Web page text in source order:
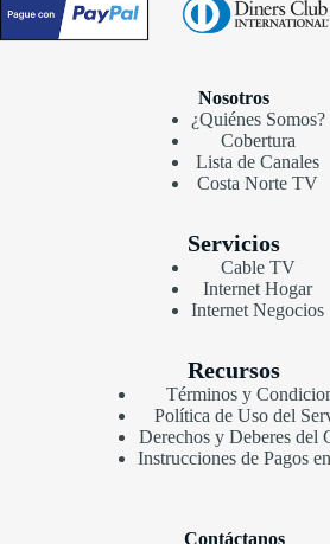
Nosotros
¿Quiénes Somos?
Cobertura
Lista de Canales
Costa Norte TV
Servicios
Cable TV
Internet Hogar
Internet Negocios
Recursos
Términos y
Política de Uso del
Derechos y Deberes del
Instrucciones de Pagos
Contáctanos